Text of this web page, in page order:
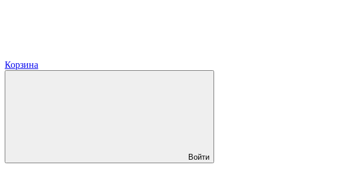
Корзина
Войти